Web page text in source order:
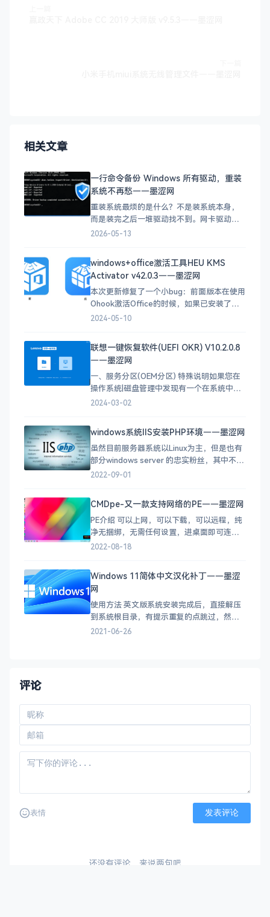
相关文章
一行命令备份 Windows 所有驱动，重装
系统不再愁——墨涩网
重装系统最烦的是什么？不是装系统本身，
而是装完之后一堆驱动找不到。网卡驱动没
了上不了网，显卡驱动没了分辨率不对，声
装前把所有驱动备份好，重装后一键恢复。
这行命令是什么？ dism /online /export
2026-05-13
windows+office激活工具HEU KMS
Activator v42.0.3——墨涩网
本次更新修复了一个小bug：前面版本在使用
Ohook激活Office的时候，如果已安装了被
MAK密钥永久激活的Office，由于bug存
轩修改设计）。 1. v42.0.3更新说明
[2024.05.06]
2024-05-10
联想一键恢复软件(UEFI OKR) V10.2.0.8
——墨涩网
一、服务分区(OEM分区) 特殊说明如果您在
操作系统|磁盘管理中发现有一个在系统中不
可见的&gt;20GB，标识为恢复分区卷
件及相关数据，如果该服务分区被非联想维
修人员所进行的操个删除或损坏，联想一键
恢复软性
2024-03-02
windows系统IIS安装PHP环境——墨涩网
虽然目前服务器系统以Linux为主，但是也有
部分windows server 的忠实粉丝，其中不乏
有一些企业的自建服务器以windows server
需要PHP环境的话需要手动安装，下面介绍
在IIS
2022-09-01
CMDpe-又一款支持网络的PE——墨涩网
PE介绍 可以上网，可以下载，可以远程，纯
净无捆绑，无需任何设置，进桌面即可连
网，支持有线+Wifi连网。 支持检查更新，支
电脑。 官网 https://www.cmdpe.com/ 如
何安
2022-08-18
Windows 11简体中文汉化补丁——墨涩
网
使用方法 英文版系统安装完成后，直接解压
到系统根目录，有提示重复的点跳过，然后
重启即可。 截图 下载地址
2021-06-26
评论
表情 发表评论
还没有评论，来说两句吧